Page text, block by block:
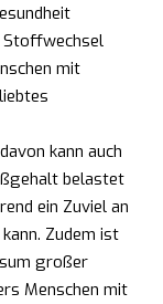
Stoffwechsel
mit
kann auch
belastet
ein Zuviel an
Zudem ist
großer
Menschen mit